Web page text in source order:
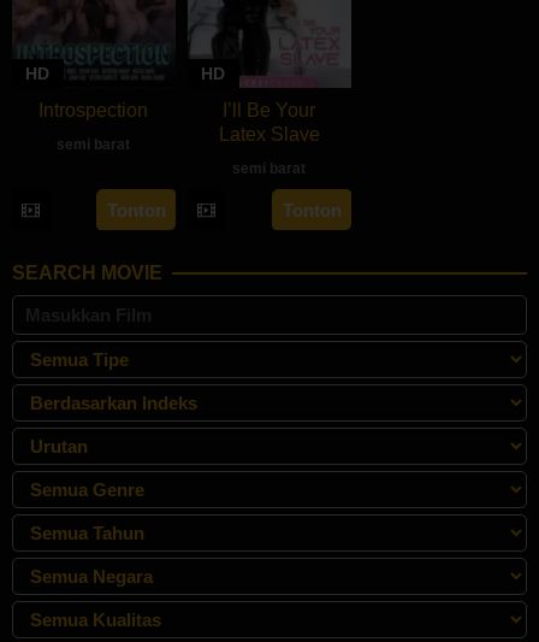
HD
Introspection
semi barat
rebahan21
Tonton
HD
I’ll Be Your
Latex Slave
semi barat
Tonton
SEARCH MOVIE